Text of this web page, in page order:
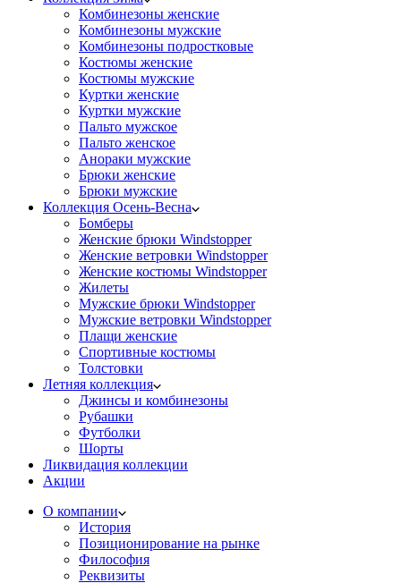
Комбинезоны женские
Комбинезоны мужские
Комбинезоны подростковые
Костюмы женские
Костюмы мужские
Куртки женские
Куртки мужские
Пальто мужское
Пальто женское
Анораки мужские
Брюки женские
Брюки мужские
Коллекция Осень-Весна
Бомберы
Женские брюки Windstopper
Женские ветровки Windstopper
Женские костюмы Windstopper
Жилеты
Мужские брюки Windstopper
Мужские ветровки Windstopper
Плащи женские
Спортивные костюмы
Толстовки
Летняя коллекция
Джинсы и комбинезоны
Рубашки
Футболки
Шорты
Ликвидация коллекции
Акции
О компании
История
Позиционирование на рынке
Философия
Реквизиты